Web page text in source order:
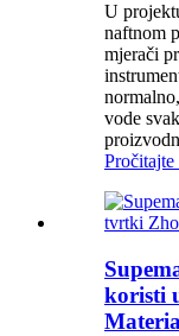
U
naftnom
mjerači
vode
Pročitajte
koristi